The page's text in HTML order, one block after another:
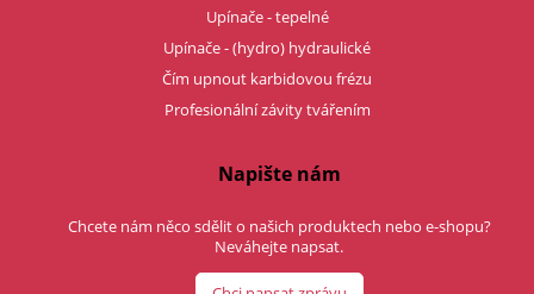
Upínače - tepelné
Upínače - (hydro) hydraulické
Čím upnout karbidovou frézu
Profesionální závity tvářením
Napište nám
Chcete nám něco sdělit o našich produktech nebo e-shopu?
Neváhejte napsat.